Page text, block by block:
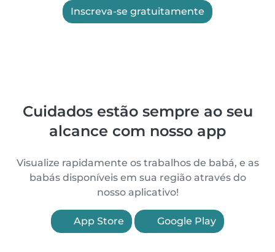
Inscreva-se gratuitamente
Cuidados estão sempre ao seu
alcance com nosso app
Visualize rapidamente os trabalhos de babá, e as
babás disponíveis em sua região através do
nosso aplicativo!
App Store Google Play